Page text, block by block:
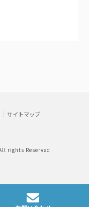
サイトマップ
rights Reserved.